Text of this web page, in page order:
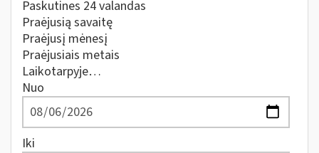
Paskutines 24 valandas
Praėjusią savaitę
Praėjusį mėnesį
Praėjusiais metais
Laikotarpyje…
Nuo
Iki